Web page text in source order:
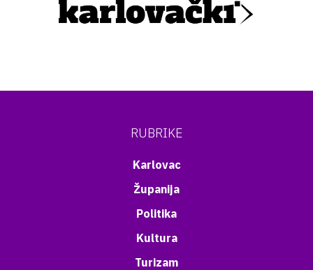
RUBRIKE
Karlovac
Županija
Politika
Kultura
Turizam